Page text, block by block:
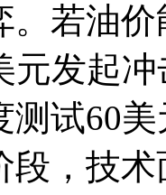
。若油
元发
测试60
段，技